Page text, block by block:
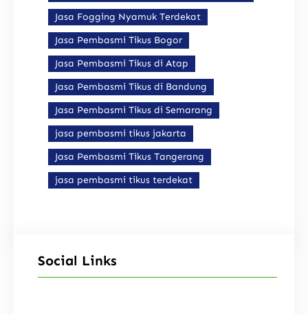
Jasa Fogging Nyamuk Terdekat
Jasa Pembasmi Tikus Bogor
Jasa Pembasmi Tikus di Atap
Jasa Pembasmi Tikus di Bandung
Jasa Pembasmi Tikus di Semarang
jasa pembasmi tikus jakarta
Jasa Pembasmi Tikus Tangerang
jasa pembasmi tikus terdekat
Social Links